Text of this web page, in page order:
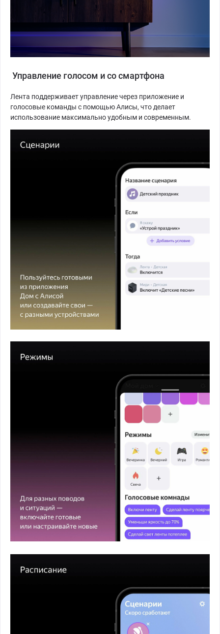
Управление голосом и со смартфона
Лента поддерживает управление через приложение и
голосовые команды с помощью Алисы, что делает
использование максимально удобным и современным.